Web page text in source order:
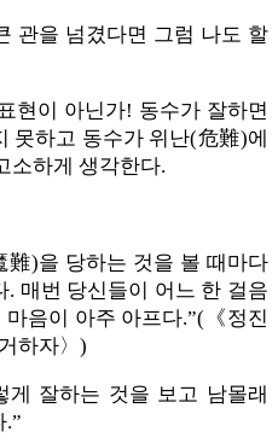
관을 넘겼다면 그럼 나도 할
현이 아닌가! 동수가 잘하면
못하고 동수가 위난(危難)에
소하게 생각한다.
難)을 당하는 것을 볼 때마다
매번 당신들이 어느 한 걸음
음이 아주 아프다.”(《정진
하자〉)
게 잘하는 것을 보고 남몰래
.”